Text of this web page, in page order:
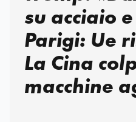
su acciaio
Parigi: Ue
La Cina
macchine